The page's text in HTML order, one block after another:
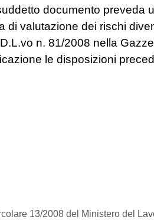
documento preveda
di valutazione dei rischi
n. 81/2008 nella
le disposizioni